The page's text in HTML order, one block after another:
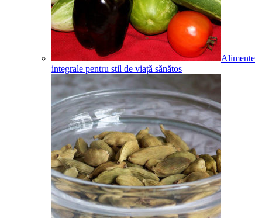
Alimente
integrale pentru stil de viață sănătos